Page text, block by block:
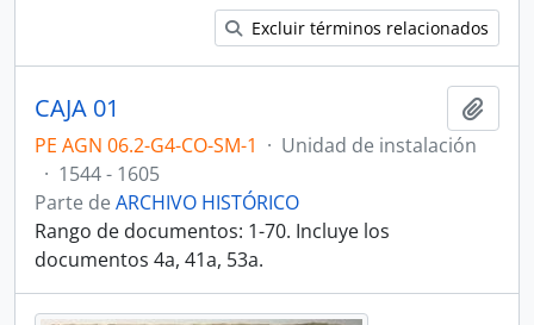
Excluir términos relacionados
CAJA 01
PE AGN 06.2-G4-CO-SM-1 · Unidad de instalación
· 1544 - 1605
Parte de ARCHIVO HISTÓRICO
Rango de documentos: 1-70. Incluye los
documentos 4a, 41a, 53a.